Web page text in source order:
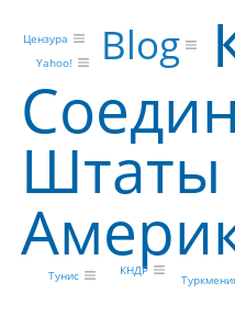
Штаты
Blog
Yahoo!
Тунис КНДР
Цензура